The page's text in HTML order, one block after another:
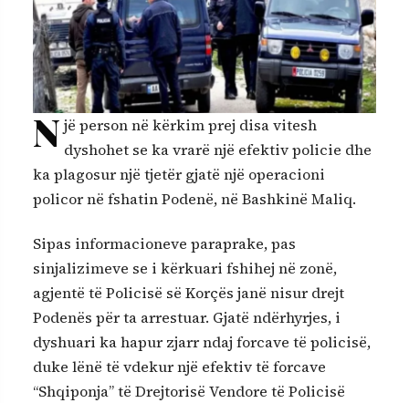
N jë person në kërkim prej disa vitesh
dyshohet se ka vrarë një efektiv policie dhe
ka plagosur një tjetër gjatë një operacioni
policor në fshatin Podenë, në Bashkinë Maliq.
Sipas informacioneve paraprake, pas
sinjalizimeve se i kërkuari fshihej në zonë,
agjentë të Policisë së Korçës janë nisur drejt
Podenës për ta arrestuar. Gjatë ndërhyrjes, i
dyshuari ka hapur zjarr ndaj forcave të policisë,
duke lënë të vdekur një efektiv të forcave
“Shqiponja” të Drejtorisë Vendore të Policisë